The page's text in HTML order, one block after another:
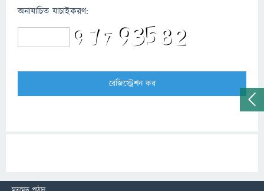
অনাযাচিত যাচাইকরণ: